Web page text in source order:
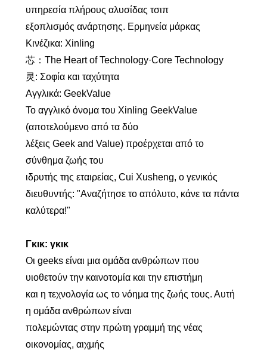
υπηρεσία πλήρους αλυσίδας τσιπ
εξοπλισμός ανάρτησης. Ερμηνεία μάρκας
Κινέζικα: Xinling
芯：The Heart of Technology·Core Technology
灵: Σοφία και ταχύτητα
Αγγλικά: GeekValue
Το αγγλικό όνομα του Xinling GeekValue
(αποτελούμενο από τα δύο
λέξεις Geek and Value) προέρχεται από το
σύνθημα ζωής του
ιδρυτής της εταιρείας, Cui Xusheng, ο γενικός
διευθυντής: "Αναζήτησε το απόλυτο, κάνε τα πάντα
καλύτερα!"
Γκικ: γκικ
Οι geeks είναι μια ομάδα ανθρώπων που
υιοθετούν την καινοτομία και την επιστήμη
και η τεχνολογία ως το νόημα της ζωής τους. Αυτή
η ομάδα ανθρώπων είναι
πολεμώντας στην πρώτη γραμμή της νέας
οικονομίας, αιχμής